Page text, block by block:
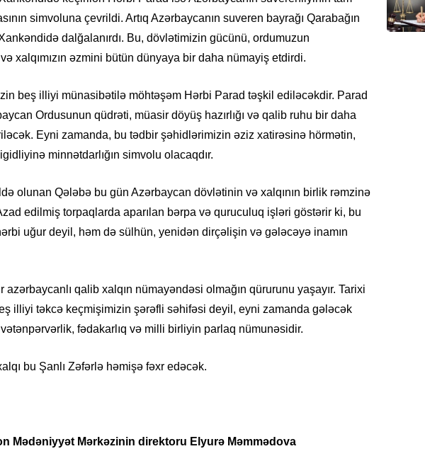
simvoluna çevrildi. Artıq Azərbaycanın suveren bayrağı Qarabağın
dalğalanırdı. Bu, dövlətimizin gücünü, ordumuzun
və xalqımızın əzmini bütün dünyaya bir daha nümayiş etdirdi.
beş illiyi münasibətilə möhtəşəm Hərbi Parad təşkil ediləcəkdir. Parad
Ordusunun qüdrəti, müasir döyüş hazırlığı və qalib ruhu bir daha
Eyni zamanda, bu tədbir şəhidlərimizin əziz xatirəsinə hörmətin,
minnətdarlığın simvolu olacaqdır.
olunan Qələbə bu gün Azərbaycan dövlətinin və xalqının birlik rəmzinə
edilmiş torpaqlarda aparılan bərpa və quruculuq işləri göstərir ki, bu
uğur deyil, həm də sülhün, yenidən dirçəlişin və gələcəyə inamın
azərbaycanlı qalib xalqın nümayəndəsi olmağın qürurunu yaşayır. Tarixi
illiyi təkcə keçmişimizin şərəfli səhifəsi deyil, eyni zamanda gələcək
fədakarlıq və milli birliyin parlaq nümunəsidir.
bu Şanlı Zəfərlə həmişə fəxr edəcək.
Mədəniyyət Mərkəzinin direktoru Elyurə Məmmədova
HADISƏ